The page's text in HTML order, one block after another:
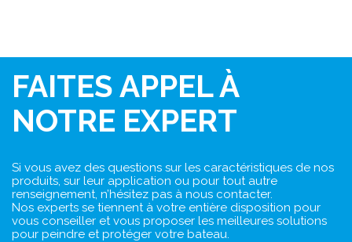
FAITES APPEL À
NOTRE EXPERT
Si vous avez des questions sur les caractéristiques de nos
produits, sur leur application ou pour tout autre
renseignement, n’hésitez pas à nous contacter.
Nos experts se tiennent à votre entière disposition pour
vous conseiller et vous proposer les meilleures solutions
pour peindre et protéger votre bateau.